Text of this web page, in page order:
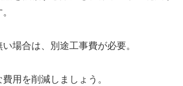
場合は、別途工事費が必要。
用を削減しましょう。